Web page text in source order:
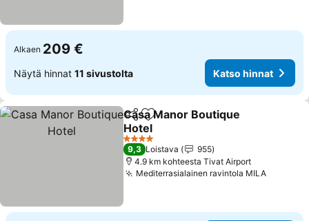
Alkaen 209 €
Näytä hinnat 11 sivustolta Katso hinnat
Jaa Lisää suosikkeihin
Casa Manor Boutique
Hotel
Katso hinnat
4 Tähtiluokitus
9,3 Loistava
955
4.9 km kohteesta Tivat Airport
Mediterrasialainen ravintola MILAKatso